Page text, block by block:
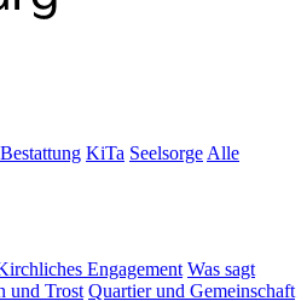
Bestattung KiTa Seelsorge Alle
Engagement Was sagt
und Trost Quartier und Gemeinschaft